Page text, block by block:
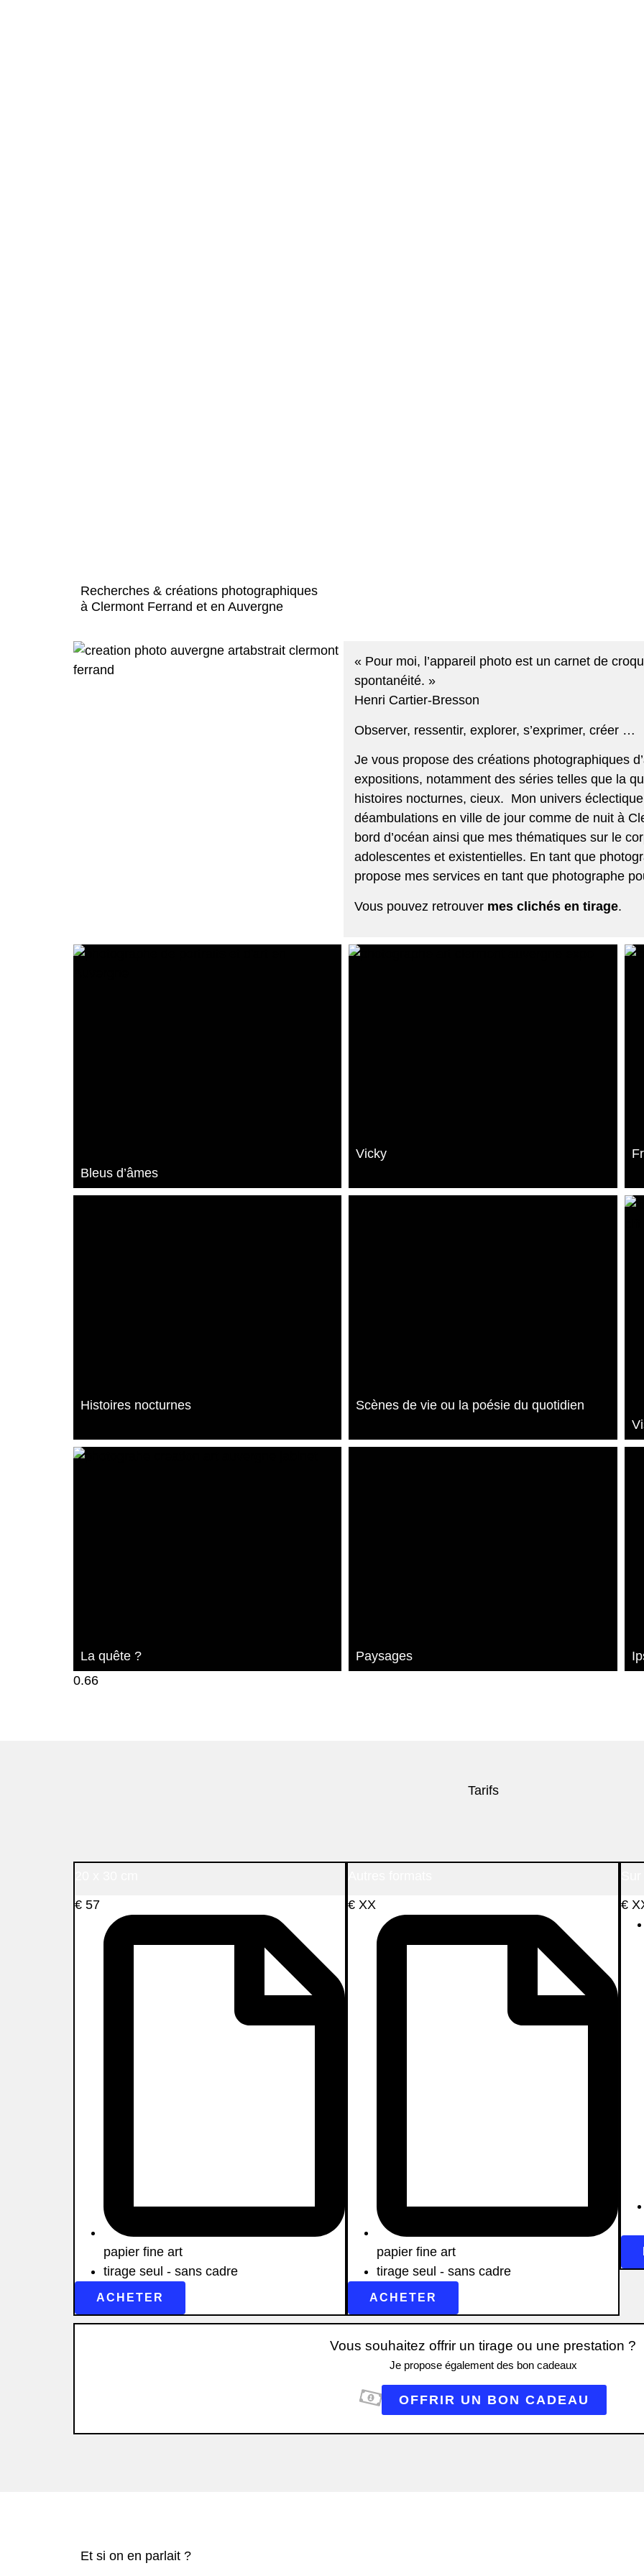
Recherches & créations photographiques
à Clermont Ferrand et en Auvergne
« Pour moi, l’appareil photo est un carnet de
spontanéité. »
Henri Cartier-Bresson
Observer, ressentir, explorer, s’exprimer, créer …
Je vous propose des créations photographiques
expositions, notamment des séries telles que la
histoires nocturnes, cieux. Mon univers
déambulations en ville de jour comme de nuit à
bord d’océan ainsi que mes thématiques sur le
adolescentes et existentielles. En tant que
propose mes services en tant que photographe
Vous pouvez retrouver mes clichés en tirage.
Bleus d’âmes
Vicky
Histoires nocturnes
Scènes de vie ou la poésie du quotidien
La quête ? Paysages
Tarifs
€ 57
papier fine art
tirage seul - sans cadre
ACHETER
€ XX
papier fine art
tirage seul - sans cadre
ACHETER
€
Vous souhaitez offrir un tirage ou une prestation ?
Je propose également des bon cadeaux
OFFRIR UN BON CADEAU
Et si on en parlait ?